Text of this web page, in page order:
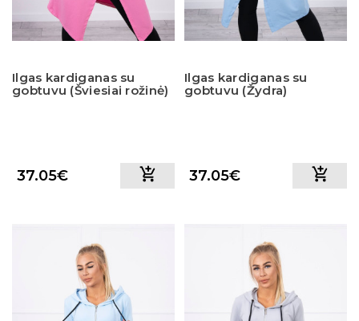
Ilgas kardiganas su
gobtuvu (Šviesiai rožinė)
37.05€
Ilgas kardiganas su
gobtuvu (Žydra)
37.05€